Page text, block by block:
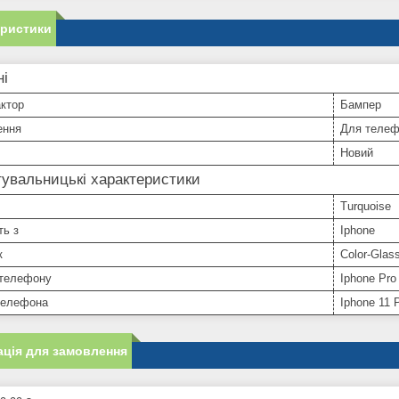
Бампер
Для
Новий
характеристики
Turquoise
з
Iphone
Color-Glass
Iphone Pro
Iphone 11
для замовлення